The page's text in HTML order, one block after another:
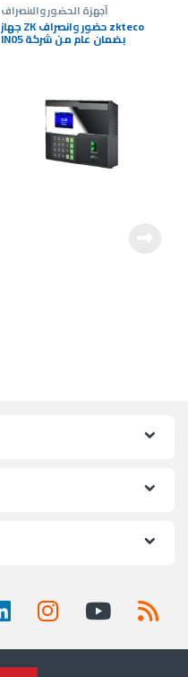
أجهزة الحضور والانصراف
جهاز ZK حضور وانصراف zkteco
IN05 بضمان عام من شركة
|SevenCameras